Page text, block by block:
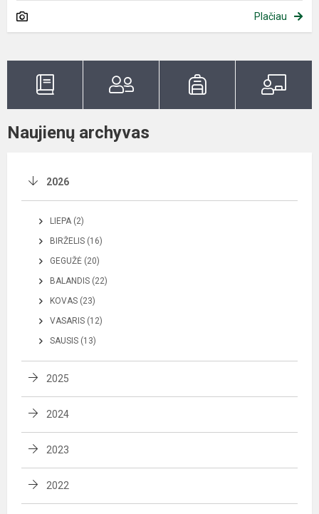
Plačiau
Naujienų archyvas
2026
LIEPA (2)
BIRŽELIS (16)
GEGUŽĖ (20)
BALANDIS (22)
KOVAS (23)
VASARIS (12)
SAUSIS (13)
2025
2024
2023
2022